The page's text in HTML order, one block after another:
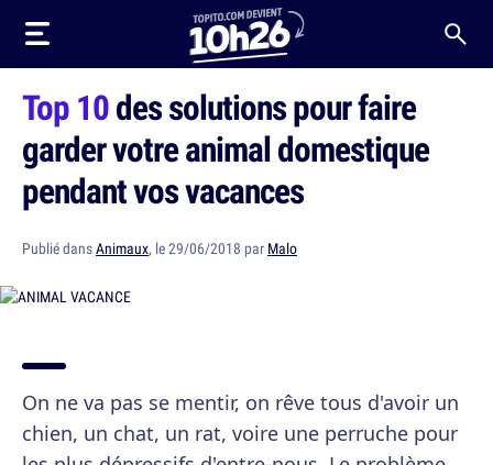
Top 10des solutions pour faire
garder votre animal domestique
pendant vos vacances
Publié dansAnimaux, le 29/06/2018 par Malo
On ne va pas se mentir, on rêve tous d'avoir un
chien, un chat, un rat, voire une perruche pour